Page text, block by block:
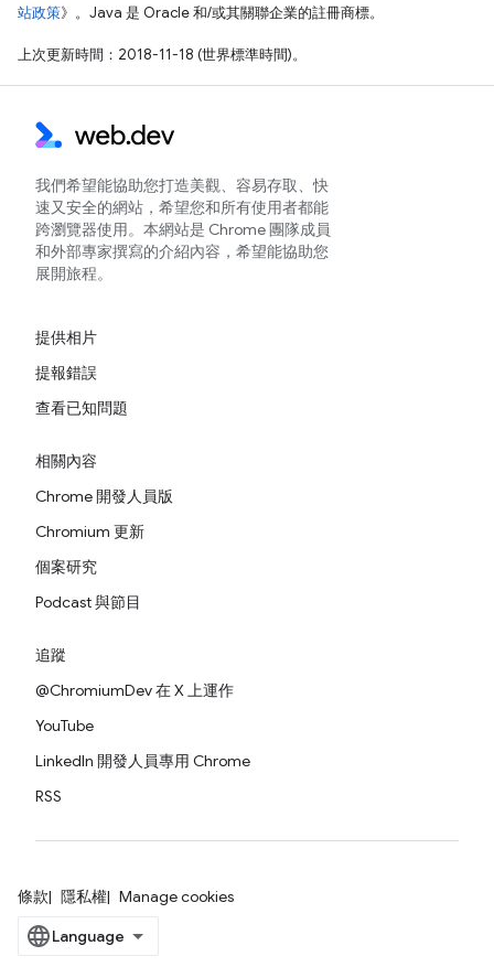
站政策》。Java 是 Oracle 和/或其關聯企業的註冊商標。
上次更新時間：2018-11-18 (世界標準時間)。
我們希望能協助您打造美觀、容易存取、快
速又安全的網站，希望您和所有使用者都能
跨瀏覽器使用。本網站是 Chrome 團隊成員
和外部專家撰寫的介紹內容，希望能協助您
展開旅程。
提供相片
提報錯誤
查看已知問題
相關內容
Chrome 開發人員版
Chromium 更新
個案研究
Podcast 與節目
追蹤
@ChromiumDev 在 X 上運作
YouTube
LinkedIn 開發人員專用 Chrome
RSS
條款 隱私權 Manage cookies